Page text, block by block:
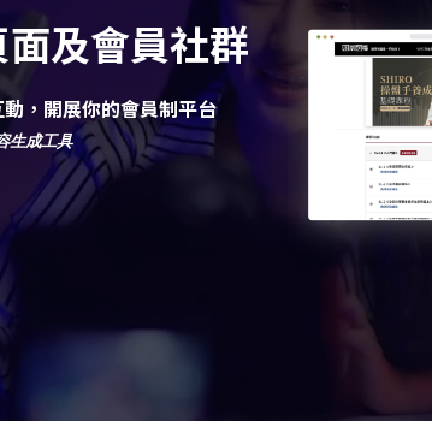
及會員社群
，開展你的會員制平台
成工具